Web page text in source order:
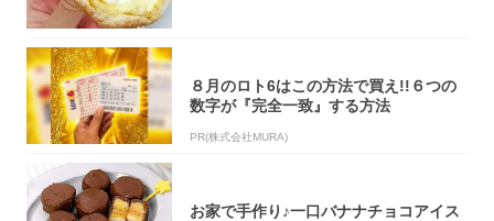
８月のロト6はこの方法で買え!!６つの
数字が『完全一致』する方法
PR(株式会社MURA)
お家で手作り♪一口バナナチョコアイス